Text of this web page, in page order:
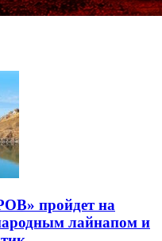
пройдет на
лайнапом и